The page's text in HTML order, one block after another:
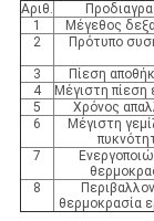
Αριθ.
1
Μέγεθος
2
Πρότυπο
3
Πίεση
4
Μέγιστη πίεση
5
Χρόνος
6
Μέγιστη
7
8
θερμοκρασία